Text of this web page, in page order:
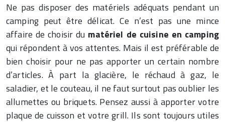
Ne pas disposer des matériels adéquats pendant un
camping peut être délicat. Ce n’est pas une mince
affaire de choisir du matériel de cuisine en camping
qui répondent à vos attentes. Mais il est préférable de
bien choisir pour ne pas apporter un certain nombre
d’articles. À part la glacière, le réchaud à gaz, le
saladier, et le couteau, il ne faut surtout pas oublier les
allumettes ou briquets. Pensez aussi à apporter votre
plaque de cuisson et votre grill. Ils sont toujours utiles